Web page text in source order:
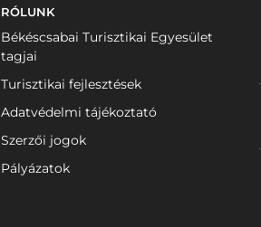
RÓLUNK
Békéscsabai Turisztikai Egyesület
tagjai
Turisztikai fejlesztések
Adatvédelmi tájékoztató
Szerzői jogok
Pályázatok